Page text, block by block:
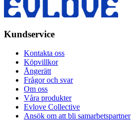
Kundservice
Kontakta oss
Köpvillkor
Ångerätt
Frågor och svar
Om oss
Våra produkter
Evlove Collective
Ansök om att bli samarbetspartner